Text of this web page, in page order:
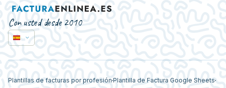
Con usted desde 2010
Plantillas de facturas por profesión Plantilla de Factura Google Sheets